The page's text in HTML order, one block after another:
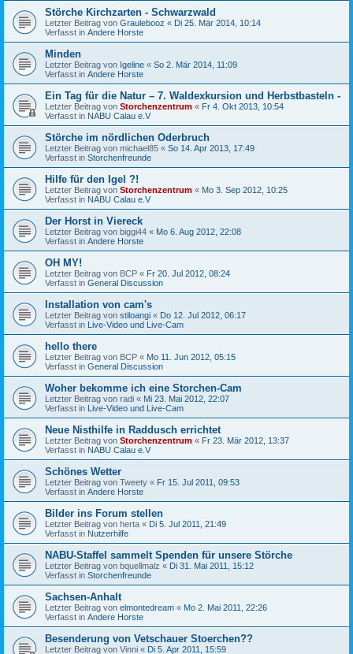
Störche Kirchzarten - Schwarzwald
Letzter Beitrag von Graulebooz « Di 25. Mär 2014, 10:14
Verfasst in Andere Horste
Minden
Letzter Beitrag von Igeline « So 2. Mär 2014, 11:09
Verfasst in Andere Horste
Ein Tag für die Natur – 7. Waldexkursion und Herbstbasteln -
Letzter Beitrag von Storchenzentrum « Fr 4. Okt 2013, 10:54
Verfasst in NABU Calau e.V
Störche im nördlichen Oderbruch
Letzter Beitrag von michael85 « So 14. Apr 2013, 17:49
Verfasst in Storchenfreunde
Hilfe für den Igel ?!
Letzter Beitrag von Storchenzentrum « Mo 3. Sep 2012, 10:25
Verfasst in NABU Calau e.V
Der Horst in Viereck
Letzter Beitrag von biggi44 « Mo 6. Aug 2012, 22:08
Verfasst in Andere Horste
OH MY!
Letzter Beitrag von BCP « Fr 20. Jul 2012, 08:24
Verfasst in General Discussion
Installation von cam's
Letzter Beitrag von stiloangi « Do 12. Jul 2012, 06:17
Verfasst in Live-Video und Live-Cam
hello there
Letzter Beitrag von BCP « Mo 11. Jun 2012, 05:15
Verfasst in General Discussion
Woher bekomme ich eine Storchen-Cam
Letzter Beitrag von radi « Mi 23. Mai 2012, 22:07
Verfasst in Live-Video und Live-Cam
Neue Nisthilfe in Raddusch errichtet
Letzter Beitrag von Storchenzentrum « Fr 23. Mär 2012, 13:37
Verfasst in NABU Calau e.V
Schönes Wetter
Letzter Beitrag von Tweety « Fr 15. Jul 2011, 09:53
Verfasst in Andere Horste
Bilder ins Forum stellen
Letzter Beitrag von herta « Di 5. Jul 2011, 21:49
Verfasst in Nutzerhilfe
NABU-Staffel sammelt Spenden für unsere Störche
Letzter Beitrag von bquellmalz « Di 31. Mai 2011, 15:12
Verfasst in Storchenfreunde
Sachsen-Anhalt
Letzter Beitrag von elmontedream « Mo 2. Mai 2011, 22:26
Verfasst in Andere Horste
Besenderung von Vetschauer Stoerchen??
Letzter Beitrag von Vinni « Di 5. Apr 2011, 15:59